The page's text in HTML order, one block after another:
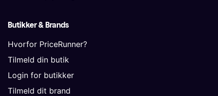
Butikker & Brands
Hvorfor PriceRunner?
Tilmeld din butik
Login for butikker
Tilmeld dit brand